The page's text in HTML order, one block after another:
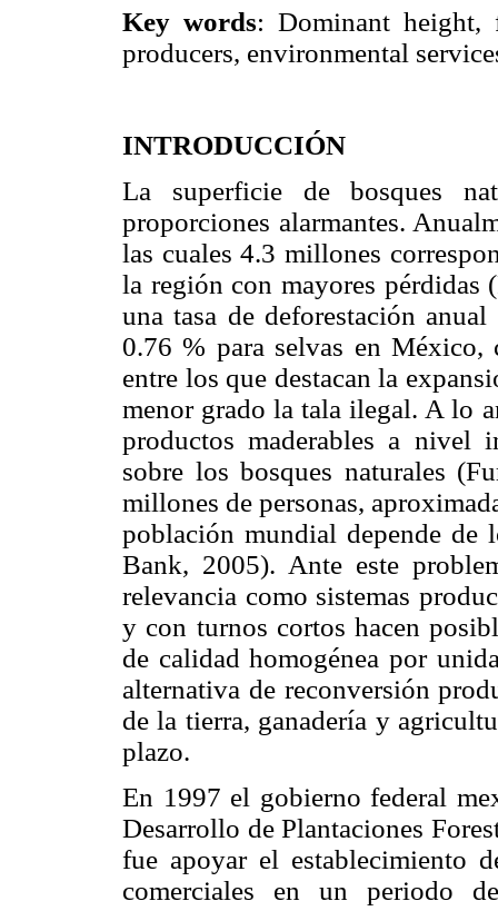
Key words: Dominant height,
producers, environmental
INTRODUCCIÓN
La superficie de bosques
proporciones alarmantes.
las cuales 4.3 millones
la región con mayores pérdidas
una tasa de deforestación
0.76 % para selvas en México,
entre los que destacan la
menor grado la tala ilegal. A lo
productos maderables a nivel
sobre los bosques naturales
millones de personas,
población mundial depende de
Bank, 2005). Ante este
relevancia como sistemas
y con turnos cortos hacen
de calidad homogénea por
alternativa de reconversión
de la tierra, ganadería y
plazo.
En 1997 el gobierno federal
Desarrollo de Plantaciones
fue apoyar el establecimiento
comerciales en un periodo